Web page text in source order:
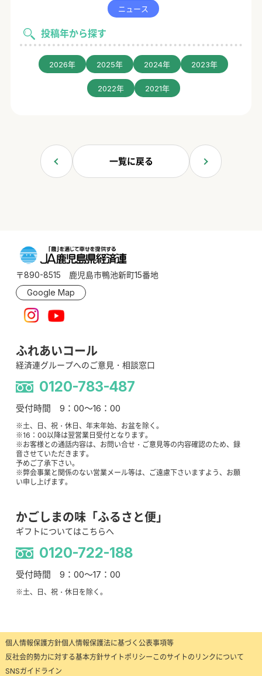
ニュース
投稿年から探す
2026年 2025年 2024年 2023年
2022年 2021年
一覧に戻る
〒890-8515 鹿児島市鴨池新町15番地
Google Map
ふれあいコール
経済連グループへのご意見・相談窓口
0120-783-487
受付時間 9：00～16：00
※土、日、祝・休日、年末年始、お盆を除く。
※16：00以降は翌営業日受付となります。
※お客様との通話内容は、お問い合せ・ご意見等の内容確認のため、録
音させていただきます。
予めご了承下さい。
※弊会事業と関係のない営業メール等は、ご遠慮下さいますよう、お願
い申し上げます。
かごしまの味「ふるさと便」
ギフトについてはこちらへ
0120-722-188
受付時間 9：00～17：00
※土、日、祝・休日を除く。
個人情報保護方針個人情報保護法に基づく公表事項等
反社会的勢力に対する基本方針サイトポリシー このサイトのリンクについて
SNSガイドライン